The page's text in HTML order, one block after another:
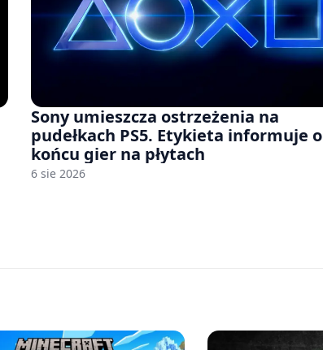
Sony umieszcza ostrzeżenia na
pudełkach PS5. Etykieta informuje o
końcu gier na płytach
6 sie 2026